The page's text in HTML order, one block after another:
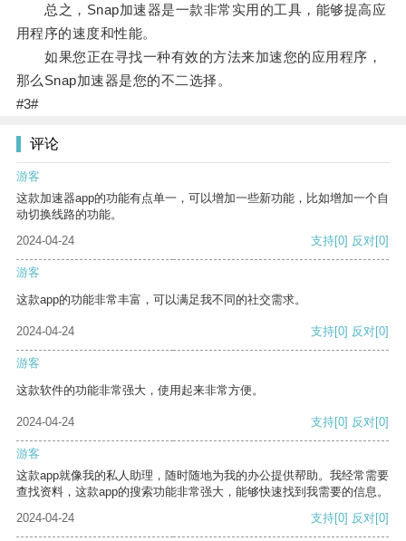
总之，Snap加速器是一款非常实用的工具，能够提高应
用程序的速度和性能。
如果您正在寻找一种有效的方法来加速您的应用程序，
那么Snap加速器是您的不二选择。
#3#
评论
游客
这款加速器app的功能有点单一，可以增加一些新功能，比如增加一个自
动切换线路的功能。
2024-04-24
支持[0] 反对[0]
游客
这款app的功能非常丰富，可以满足我不同的社交需求。
2024-04-24 支持[0] 反对[0]
游客
这款软件的功能非常强大，使用起来非常方便。
2024-04-24 支持[0] 反对[0]
游客
这款app就像我的私人助理，随时随地为我的办公提供帮助。我经常需要
查找资料，这款app的搜索功能非常强大，能够快速找到我需要的信息。
2024-04-24
支持[0] 反对[0]